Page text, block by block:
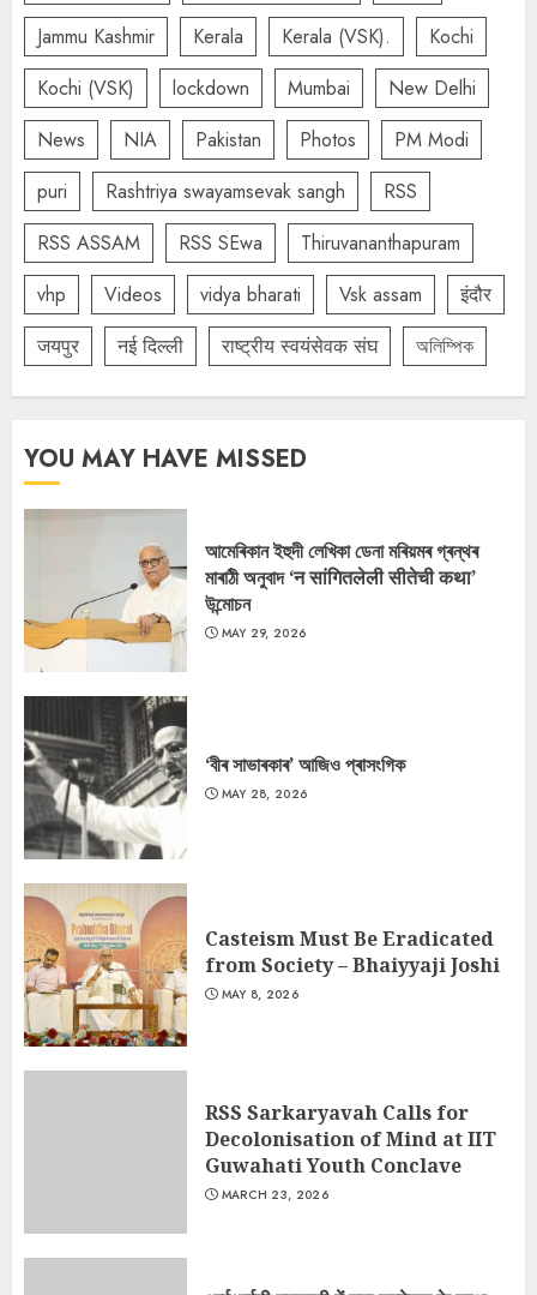
Jammu Kashmir
Kerala Kerala (VSK).
Kochi
Kochi (VSK)
lockdown Mumbai
New Delhi
News
NIA Pakistan Photos
PM Modi
puri
Rashtriya swayamsevak sangh
RSS
RSS ASSAM
RSS SEwa
Thiruvananthapuram
vhp
Videos vidya bharati Vsk assam
इंदौर
जयपुर
नई दिल्ली राष्ट्रीय स्वयंसेवक संघ অলিম্পিক
YOU MAY HAVE MISSED
আমেৰিকান ইহুদী লেখিকা ডেনা মৰিয়মৰ গ্ৰন্থৰ
মাৰাঠী অনুবাদ ‘न सांगितलेली सीतेची कथा’
উন্মোচন
MAY 29, 2026
‘বীৰ সাভাৰকাৰ’ আজিও প্ৰাসংগিক
MAY 28, 2026
Casteism Must Be Eradicated
from Society – Bhaiyyaji Joshi
MAY 8, 2026
RSS Sarkaryavah Calls for
Decolonisation of Mind at IIT
Guwahati Youth Conclave
MARCH 23, 2026